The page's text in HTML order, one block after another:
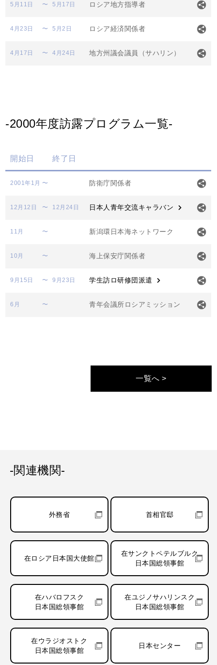
5月11日 〜 5月17日 ロシア地方指導者
4月23日 〜 5月2日 ロシア経済関係者
4月17日 〜 4月24日 地方州議会議員（サハリン）
-2000年度訪露プログラム一覧-
開始日 終了日
2001年1月 〜 防衛庁関係者
12月12日 〜 12月24日 日本人青年交流キャラバン
11月 〜 新潟環日本海ネットワーク
10月 〜 海上保安庁関係者
9月15日 〜 9月23日 学生訪ロ研修団派遣
6月 〜 青年会議所ロシアミッション
一覧へ >
-関連機関-
外務省 首相官邸
在ロシア日本国大使館
在サンクトペテルブルク
日本国総領事館
在ハバロフスク
日本国総領事館
在ユジノサハリンスク
日本国総領事館
在ウラジオストク
日本国総領事館
日本センター